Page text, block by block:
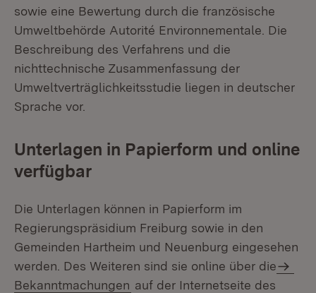
sowie eine Bewertung durch die französische
Umweltbehörde Autorité Environnementale. Die
Beschreibung des Verfahrens und die
nichttechnische Zusammenfassung der
Umweltverträglichkeitsstudie liegen in deutscher
Sprache vor.
Unterlagen in Papierform und online
verfügbar
Die Unterlagen können in Papierform im
Regierungspräsidium Freiburg sowie in den
Gemeinden Hartheim und Neuenburg eingesehen
werden. Des Weiteren sind sie online über die
Bekanntmachungen auf der Internetseite des